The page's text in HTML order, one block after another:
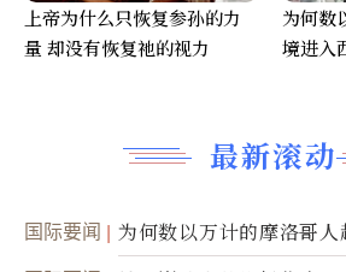
最新滚动
国际要闻
为何数以万计的摩洛哥
达
上帝为什么只恢复参孙的力
量 却没有恢复祂的视力
为何数
境进入